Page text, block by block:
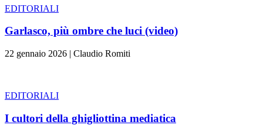
EDITORIALI
Garlasco, più ombre che luci (video)
22 gennaio 2026 | Claudio Romiti
EDITORIALI
I cultori della ghigliottina mediatica